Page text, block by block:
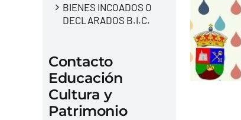
BIENES INCOADOS O
DECLARADOS B.I.C.
Contacto
Educación
Cultura y
Patrimonio